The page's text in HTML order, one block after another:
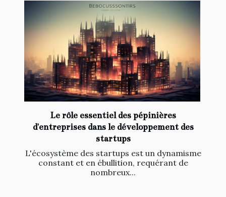
Le rôle essentiel des pépinières
d'entreprises dans le développement des
startups
L'écosystème des startups est un dynamisme
constant et en ébullition, requérant de
nombreux...